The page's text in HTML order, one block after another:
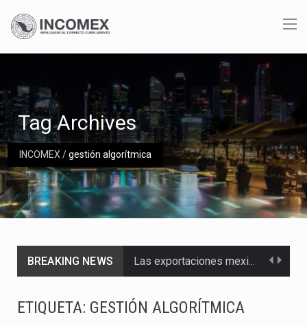
INCOMEX/gestión algorítmica
Tag Archives
BREAKING NEWS Las exportaciones mexicanas de vehículos ligeros disminuyeron 9.67 % en julio a tasa anual, alcanzando…
ETIQUETA: GESTIÓN ALGORÍTMICA